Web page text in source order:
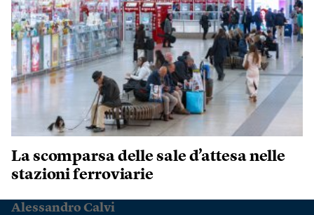
La scomparsa delle sale d’attesa nelle
stazioni ferroviarie
Alessandro Calvi